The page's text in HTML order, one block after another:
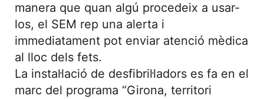
manera que quan algú procedeix a usar-
los, el SEM rep una alerta i
immediatament pot enviar atenció mèdica
al lloc dels fets.
La instal·lació de desfibril·ladors es fa en el
marc del programa “Girona, territori